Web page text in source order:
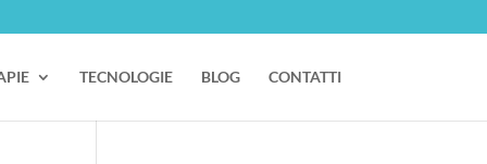
TECNOLOGIE BLOG CONTATTI